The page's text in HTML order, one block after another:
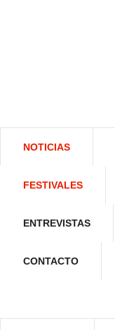
NOTICIAS
FESTIVALES
ENTREVISTAS
CONTACTO